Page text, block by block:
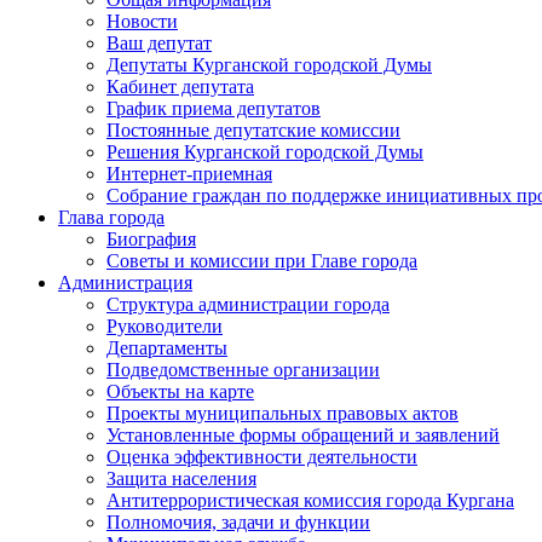
Новости
Ваш депутат
Депутаты Курганской городской Думы
Кабинет депутата
График приема депутатов
Постоянные депутатские комиссии
Решения Курганской городской Думы
Интернет-приемная
Собрание граждан по поддержке инициативных
Глава города
Биография
Советы и комиссии при Главе города
Администрация
Структура администрации города
Руководители
Департаменты
Подведомственные организации
Объекты на карте
Проекты муниципальных правовых актов
Установленные формы обращений и заявлений
Оценка эффективности деятельности
Защита населения
Антитеррористическая комиссия города Кургана
Полномочия, задачи и функции